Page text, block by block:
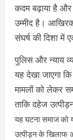
कदम बढ़ाया है
उम्मीद है।
संघर्ष की दिशा में
पुलिस और न्याय
यह देखा जाएगा
मामलों को लेकर
ताकि दहेज
यह घटना समाज को
उत्पीड़न के खिलाफ